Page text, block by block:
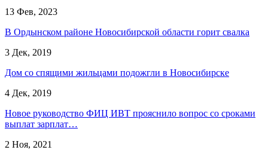
13 Фев, 2023
В Ордынском районе Новосибирской области горит свалка
3 Дек, 2019
Дом со спящими жильцами подожгли в Новосибирске
4 Дек, 2019
Новое руководство ФИЦ ИВТ прояснило вопрос со сроками
выплат зарплат…
2 Ноя, 2021